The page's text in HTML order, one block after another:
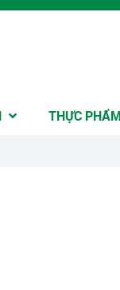
THỰC PHẨM